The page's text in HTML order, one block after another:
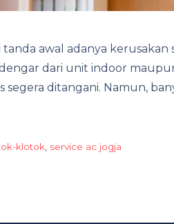
awal adanya kerusakan
dari unit indoor
ditangani. Namun,
klotok, service ac jogja